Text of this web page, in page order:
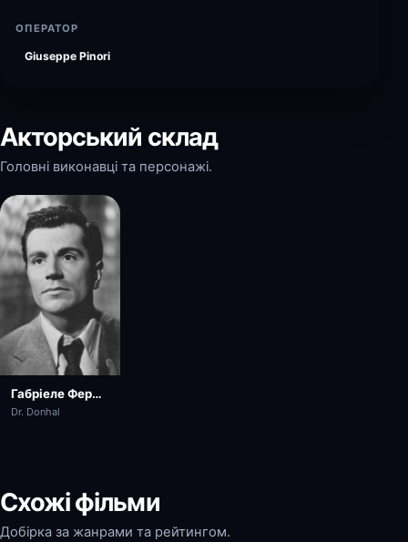
ОПЕРАТОР
Giuseppe Pinori
Акторський склад
Головні виконавці та персонажі.
Габріеле Ферцетті
Dr. Donhal
Схожі фільми
Добірка за жанрами та рейтингом.